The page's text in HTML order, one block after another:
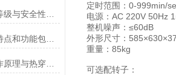
十万分之一天平的产品特点和功能包括哪些
小型压力蒸汽灭菌器工作原理与热穿透性分析
定时范围：0-999min/
电源：AC 220V 50Hz
整机噪声：≤60dB
外形尺寸：
重量：85kg
可选配转子：